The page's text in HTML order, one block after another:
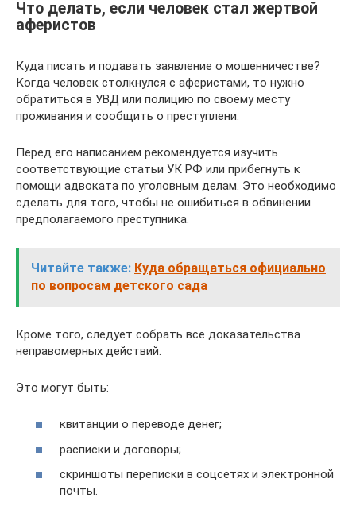
Что делать, если человек стал жертвой
аферистов
Куда писать и подавать заявление о мошенничестве?
Когда человек столкнулся с аферистами, то нужно
обратиться в УВД или полицию по своему месту
проживания и сообщить о преступлени.
Перед его написанием рекомендуется изучить
соответствующие статьи УК РФ или прибегнуть к
помощи адвоката по уголовным делам. Это необходимо
сделать для того, чтобы не ошибиться в обвинении
предполагаемого преступника.
Читайте также: Куда обращаться официально
по вопросам детского сада
Кроме того, следует собрать все доказательства
неправомерных действий.
Это могут быть:
квитанции о переводе денег;
расписки и договоры;
скриншоты переписки в соцсетях и электронной
почты.